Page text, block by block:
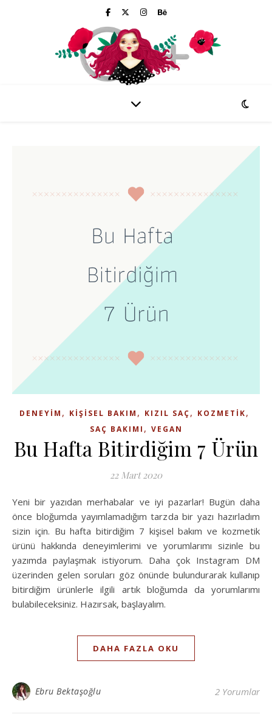
DENEYIM , KIŞISEL BAKIM , KIZIL SAÇ, KOZMETIK,
SAÇ BAKIMI , VEGAN
Bu Hafta Bitirdiğim 7 Ürün
22 Mart 2020
Yeni bir yazıdan merhabalar ve iyi pazarlar! Bugün daha
önce bloğumda yayımlamadığım tarzda bir yazı hazırladım
sizin için. Bu hafta bitirdiğim 7 kişisel bakım ve kozmetik
ürünü hakkında deneyimlerimi ve yorumlarımı sizinle bu
yazımda paylaşmak istiyorum. Daha çok Instagram DM
üzerinden gelen soruları göz önünde bulundurarak kullanıp
bitirdiğim ürünlerle ilgili artık bloğumda da yorumlarımı
bulabileceksiniz. Hazırsak, başlayalım.
DAHA FAZLA OKU
Ebru Bektaşoğlu 2 Yorumlar